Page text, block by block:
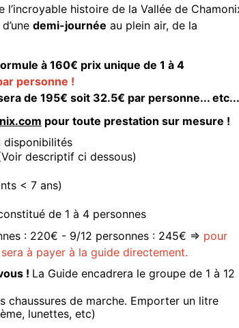
histoire de la Vallée de
demi-journée au plein air, de la
à 160€ prix unique de 1 à 4
personne !
de 195€ soit 32.5€ par personne... etc...
pour toute prestation sur mesure !
disponibilités
descriptif ci dessous)
< 7 ans)
de 1 à 4 personnes
: 220€ - 9/12 personnes : 245€ => pour
à payer à la guide directement.
! La Guide encadrera le groupe de 1 à 12
chaussures de marche. Emporter un litre
lunettes, etc)